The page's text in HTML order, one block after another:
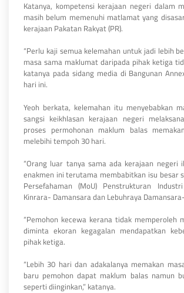
Katanya, kompetensi kerajaan negeri dalam
masih belum memenuhi matlamat yang
kerajaan Pakatan Rakyat (PR).
“Perlu kaji semua kelemahan untuk jadi lebih
masa sama maklumat daripada pihak ketiga
katanya pada sidang media di Bangunan
hari ini.
Yeoh berkata, kelemahan itu menyebabkan
sangsi keikhlasan kerajaan negeri
proses permohonan maklum balas
melebihi tempoh 30 hari.
“Orang luar tanya sama ada kerajaan negeri
enakmen ini terutama membabitkan isu besar
Persefahaman (MoU) Penstrukturan
Kinrara- Damansara dan Lebuhraya
“Pemohon kecewa kerana tidak memperoleh
diminta ekoran kegagalan mendapatkan
pihak ketiga.
“Lebih 30 hari dan adakalanya memakan
baru pemohon dapat maklum balas namun
seperti diinginkan,” katanya.